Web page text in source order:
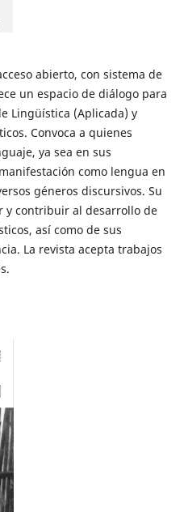
abierto, con sistema de
un espacio de diálogo para
Lingüística (Aplicada) y
Convoca a quienes
ya sea en sus
como lengua en
géneros discursivos. Su
y contribuir al desarrollo de
así como de sus
La revista acepta trabajos